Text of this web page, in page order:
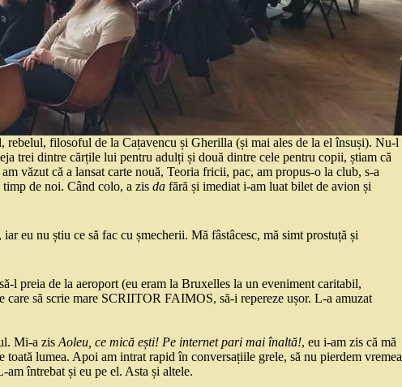
filosoful de la Cațavencu și Gherilla (și mai ales de la el însuși). Nu-l
trei dintre cărțile lui pentru adulți și două dintre cele pentru copii, știam că
văzut că a lansat carte nouă, Teoria fricii, pac, am propus-o la club, s-a
de noi. Când colo, a zis da fără și imediat i-am luat bilet de avion și
eu nu știu ce să fac cu șmecherii. Mă fâstâcesc, mă simt prostuță și
l preia de la aeroport (eu eram la Bruxelles la un eveniment caritabil,
să scrie mare SCRIITOR FAIMOS, să-i repereze ușor. L-a amuzat
Mi-a zis Aoleu, ce mică ești! Pe internet pari mai înaltă!, eu i-am zis că mă
lumea. Apoi am intrat rapid în conversațiile grele, să nu pierdem vremea
întrebat și eu pe el. Asta și altele.